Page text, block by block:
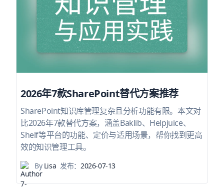
2026年7款SharePoint替代方案推荐
SharePoint知识库管理复杂且分析功能有限。本文对
比2026年7款替代方案，涵盖Baklib、Helpjuice、
Shelf等平台的功能、定价与适用场景，帮你找到更高
效的知识管理工具。
ByLisa 发布：2026-07-13